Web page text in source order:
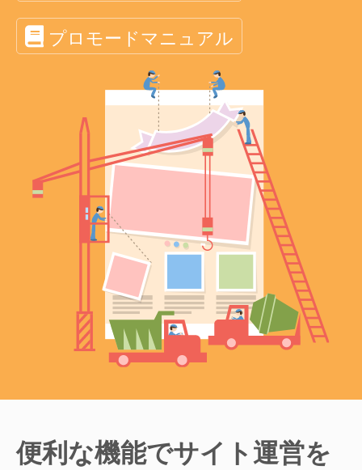
プロモードマニュアル
便利な機能でサイト運営を